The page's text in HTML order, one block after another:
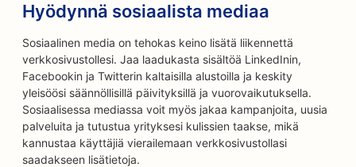
Hyödynnä sosiaalista mediaa
Sosiaalinen media on tehokas keino lisätä liikennettä
verkkosivustollesi. Jaa laadukasta sisältöä LinkedInin,
Facebookin ja Twitterin kaltaisilla alustoilla ja keskity
yleisöösi säännöllisillä päivityksillä ja vuorovaikutuksella.
Sosiaalisessa mediassa voit myös jakaa kampanjoita, uusia
palveluita ja tutustua yrityksesi kulissien taakse, mikä
kannustaa käyttäjiä vierailemaan verkkosivustollasi
saadakseen lisätietoja.